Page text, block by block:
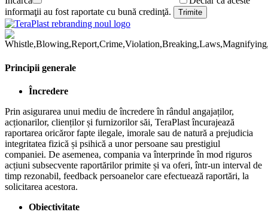
informaţii au fost raportate cu bună credinţă.
Principii generale
Încredere
Prin asigurarea unui mediu de încredere în rândul angajaților,
acționarilor, clienților și furnizorilor săi, TeraPlast încurajează
raportarea oricăror fapte ilegale, imorale sau de natură a prejudicia
integritatea fizică și psihică a unor persoane sau prestigiul
companiei. De asemenea, compania va înterprinde în mod riguros
acțiuni subsecvente raportărilor primite și va oferi, într-un interval de
timp rezonabil, feedback persoanelor care efectuează raportări, la
solicitarea acestora.
Obiectivitate